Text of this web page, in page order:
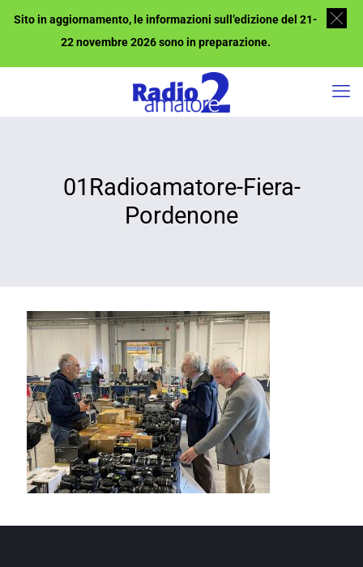
01Radioamatore-Fiera-
Pordenone
Sito in aggiornamento, le informazioni sull’edizione del 21-
22 novembre 2026 sono in preparazione.